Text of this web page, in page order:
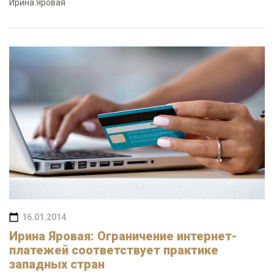
Ирина Яровая
16.01.2014
Ирина Яровая: Ограничение интернет-
платежей соответствует практике
западных стран